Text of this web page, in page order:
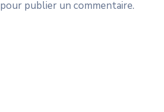
pour publier un commentaire.